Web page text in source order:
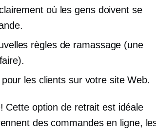
où les gens doivent se
règles de ramassage (une
les clients sur votre site Web.
Cette option de retrait est idéale
des commandes en ligne,